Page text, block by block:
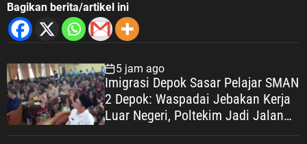
Bagikan berita/artikel ini
5 jam ago
Imigrasi Depok Sasar Pelajar SMAN
2 Depok: Waspadai Jebakan Kerja
Luar Negeri, Poltekim Jadi Jalan